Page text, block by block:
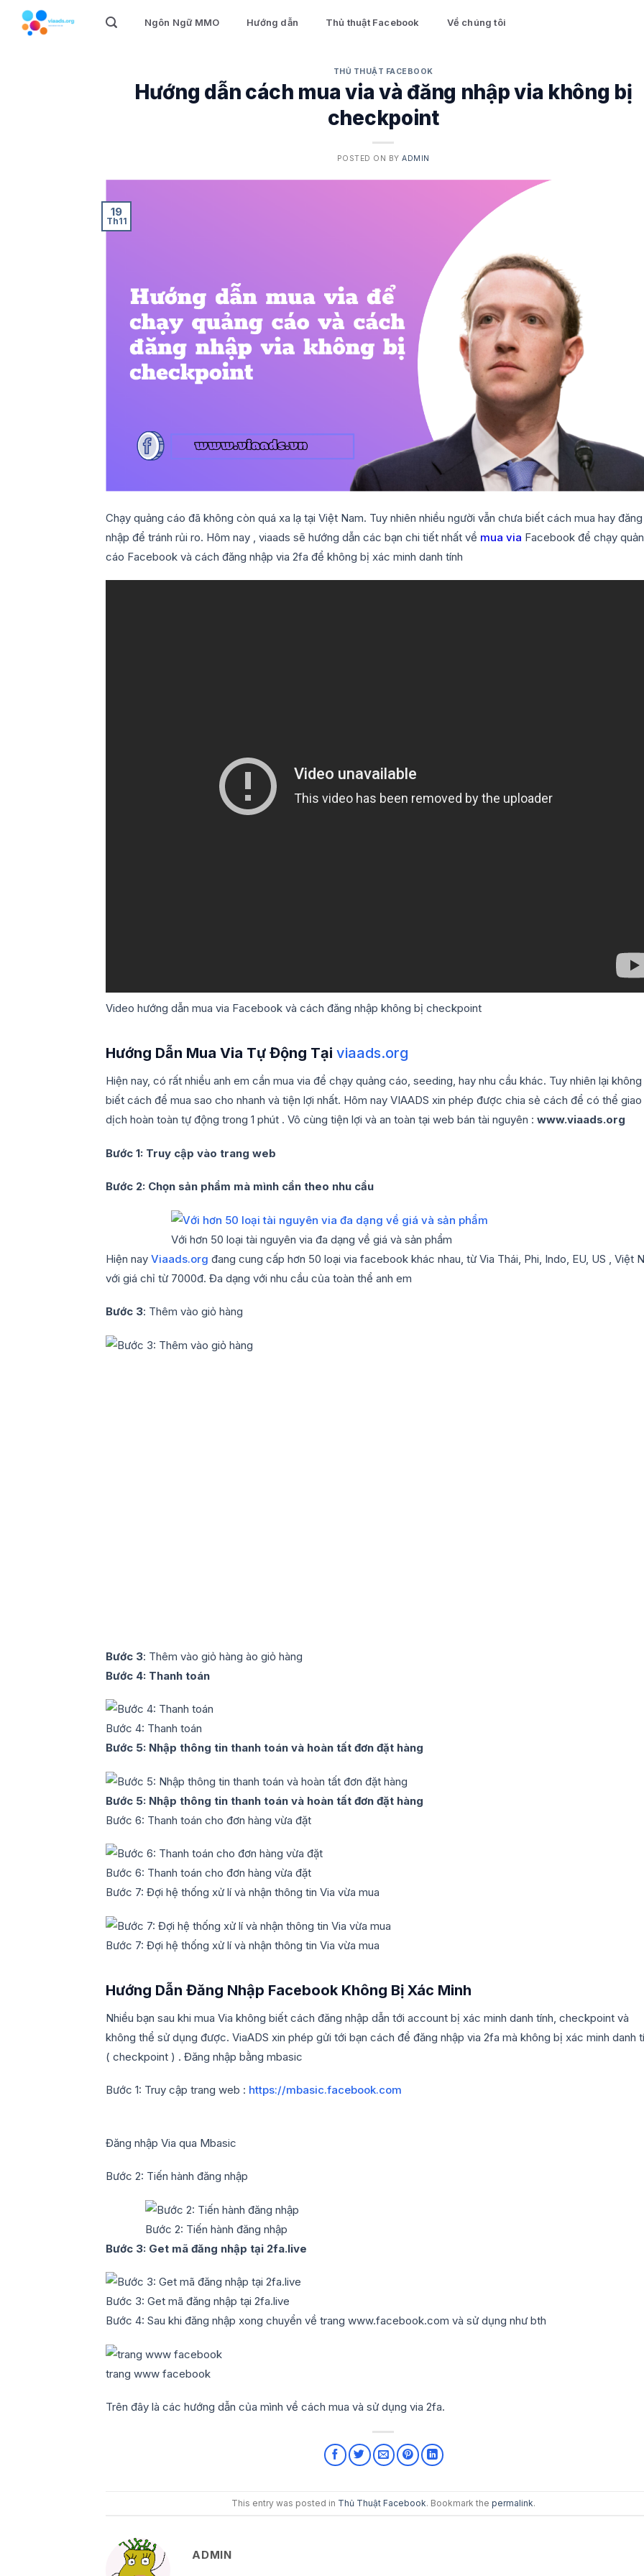
Ngôn Ngữ MMO Hướng dẫn Thủ thuật Facebook Về chúng tôi
THỦ THUẬT FACEBOOK
Hướng dẫn cách mua via và đăng nhập via không bị
checkpoint
POSTED ON BYADMIN
19
Th11
Chạy quảng cáo đã không còn quá xa lạ tại Việt Nam. Tuy nhiên nhiều người vẫn chưa biết cách mua hay đăng
nhập để tránh rủi ro. Hôm nay , viaads sẽ hướng dẫn các bạn chi tiết nhất về mua via Facebook để chạy
cáo Facebook và cách đăng nhập via 2fa để không bị xác minh danh tính
Video hướng dẫn mua via Facebook và cách đăng nhập không bị checkpoint
Hướng Dẫn Mua Via Tự Động Tại viaads.org
Hiện nay, có rất nhiều anh em cần mua via để chạy quảng cáo, seeding, hay nhu cầu khác. Tuy nhiên lại không
biết cách để mua sao cho nhanh và tiện lợi nhất. Hôm nay VIAADS xin phép được chia sẻ cách để có thể giao
dịch hoàn toàn tự động trong 1 phút . Vô cùng tiện lợi và an toàn tại web bán tài nguyên : www.viaads.org
Bước 1: Truy cập vào trang web
Bước 2: Chọn sản phẩm mà mình cần theo nhu cầu
Với hơn 50 loại tài nguyên via đa dạng về giá và sản phẩm
Hiện nay Viaads.org đang cung cấp hơn 50 loại via facebook khác nhau, từ Via Thái, Phi, Indo, EU, US , Việt
với giá chỉ từ 7000đ. Đa dạng với nhu cầu của toàn thể anh em
Bước 3: Thêm vào giỏ hàng
Bước 3: Thêm vào giỏ hàng ào giỏ hàng
Bước 4: Thanh toán
Bước 4: Thanh toán
Bước 5: Nhập thông tin thanh toán và hoàn tất đơn đặt hàng
Bước 5: Nhập thông tin thanh toán và hoàn tất đơn đặt hàng
Bước 6: Thanh toán cho đơn hàng vừa đặt
Bước 6: Thanh toán cho đơn hàng vừa đặt
Bước 7: Đợi hệ thống xử lí và nhận thông tin Via vừa mua
Bước 7: Đợi hệ thống xử lí và nhận thông tin Via vừa mua
Hướng Dẫn Đăng Nhập Facebook Không Bị Xác Minh
Nhiều bạn sau khi mua Via không biết cách đăng nhập dẫn tới account bị xác minh danh tính, checkpoint và
không thể sử dụng được. ViaADS xin phép gửi tới bạn cách để đăng nhập via 2fa mà không bị xác minh danh
( checkpoint ) . Đăng nhập bằng mbasic
Bước 1: Truy cập trang web : https://mbasic.facebook.com
Đăng nhập Via qua Mbasic
Bước 2: Tiến hành đăng nhập
Bước 2: Tiến hành đăng nhập
Bước 3: Get mã đăng nhập tại 2fa.live
Bước 3: Get mã đăng nhập tại 2fa.live
Bước 4: Sau khi đăng nhập xong chuyển về trang www.facebook.com và sử dụng như bth
trang www facebook
Trên đây là các hướng dẫn của mình về cách mua và sử dụng via 2fa.
This entry was posted in Thủ Thuật Facebook. Bookmark the permalink.
ADMIN